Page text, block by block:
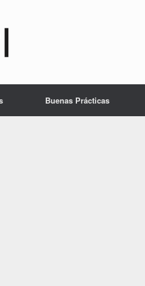
Buenas Prácticas